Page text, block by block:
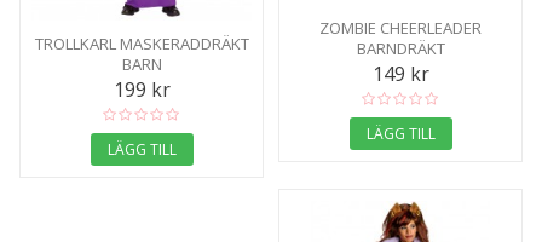
TROLLKARL MASKERADDRÄKT
BARN
199 kr
LÄGG TILL
ZOMBIE CHEERLEADER
BARNDRÄKT
149 kr
LÄGG TILL